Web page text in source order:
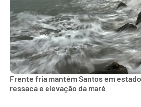
Frente fria mantém Santos em
ressaca e elevação da maré